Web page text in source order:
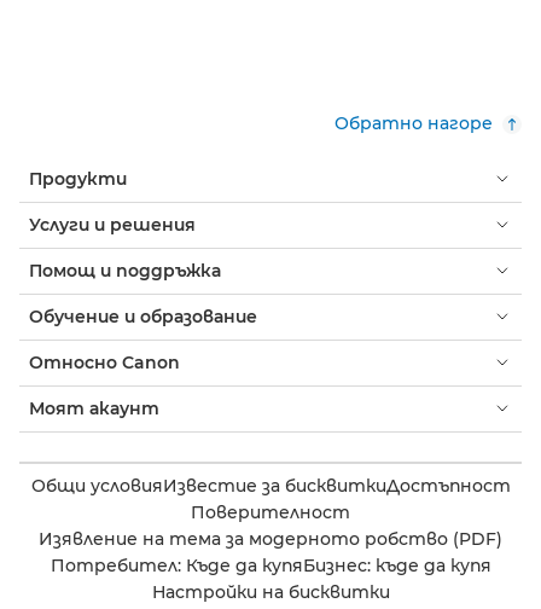
Обратно нагоре
Продукти
Услуги и решения
Помощ и поддръжка
Обучение и образование
Относно Canon
Моят акаунт
Общи условияИзвестие за бисквиткиДостъпност
Поверителност
Изявление на тема за модерното робство (PDF)
Потребител: Къде да купяБизнес: къде да купя
Настройки на бисквитки